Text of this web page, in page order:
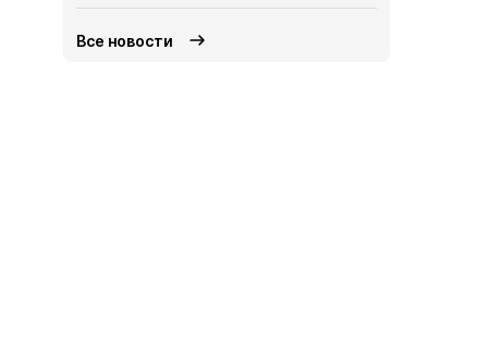
Все новости